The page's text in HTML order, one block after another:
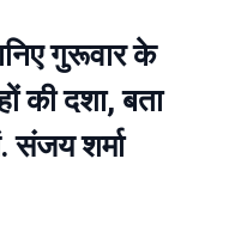
गुरूवार के
की दशा, बता
संजय शर्मा